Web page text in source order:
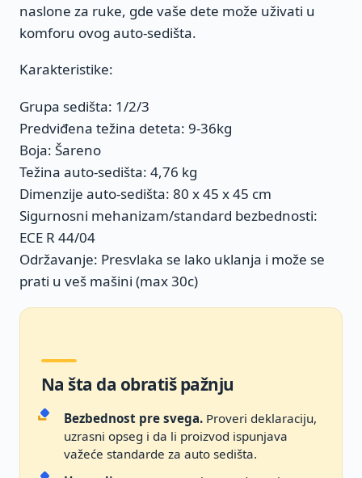
naslone za ruke, gde vaše dete može uživati u
komforu ovog auto-sedišta.
Karakteristike:
Grupa sedišta: 1/2/3
Predviđena težina deteta: 9-36kg
Boja: Šareno
Težina auto-sedišta: 4,76 kg
Dimenzije auto-sedišta: 80 x 45 x 45 cm
Sigurnosni mehanizam/standard bezbednosti:
ECE R 44/04
Održavanje: Presvlaka se lako uklanja i može se
prati u veš mašini (max 30c)
Na šta da obratiš pažnju
Bezbednost pre svega. Proveri deklaraciju,
uzrasni opseg i da li proizvod ispunjava
važeće standarde za auto sedišta.